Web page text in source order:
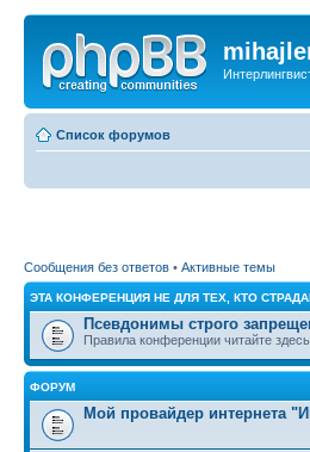
Список форумов
Сообщения без ответов • Активные темы
ЭТА КОНФЕРЕНЦИЯ НЕ ДЛЯ ТЕХ, КТО
Псевдонимы строго
Правила конференции читайте здесь
ФОРУМ
Мой провайдер интернета